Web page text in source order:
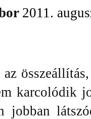
2011.
karcolódik
jobban